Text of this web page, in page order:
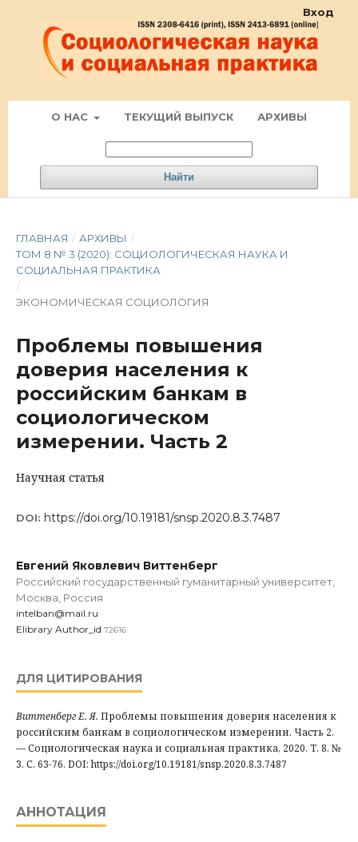
О НАС ТЕКУЩИЙ ВЫПУСК АРХИВЫ
Найти
Вход
ГЛАВНАЯ / АРХИВЫ /
ТОМ 8 № 3 (2020): СОЦИОЛОГИЧЕСКАЯ НАУКА И
СОЦИАЛЬНАЯ ПРАКТИКА
/
ЭКОНОМИЧЕСКАЯ СОЦИОЛОГИЯ
Проблемы повышения
доверия населения к
российским банкам в
социологическом
измерении. Часть 2
Научная статья
DOI: https://doi.org/10.19181/snsp.2020.8.3.7487
Евгений Яковлевич Виттенберг
Российский государственный гуманитарный университет,
Москва, Россия
intelban@mail.ru
Elibrary Author_id 72616
ДЛЯ ЦИТИРОВАНИЯ
Виттенберг Е. Я. Проблемы повышения доверия населения к
российским банкам в социологическом измерении. Часть 2.
— Социологическая наука и социальная практика, 2020. Т. 8. №
3. С. 63-76. DOI: https://doi.org/10.19181/snsp.2020.8.3.7487
АННОТАЦИЯ